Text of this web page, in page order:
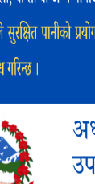
विद्यालय
गरिएको